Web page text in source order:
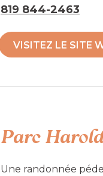
Du 1er au 7 octobre
Du 5 au 20
819 844-2463
VISITEZ LE SITE
Parc
Une randonnée